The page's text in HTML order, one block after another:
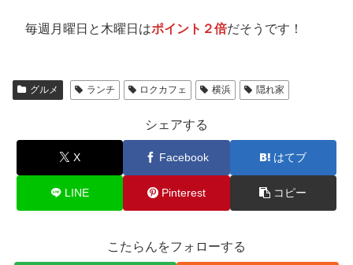
毎週月曜日と木曜日はポイント２倍だそうです！
グルメ ランチ ロクカフェ 横浜 隠れ家
シェアする
X Facebook はてブ
LINE Pinterest コピー
こたらんをフォローする